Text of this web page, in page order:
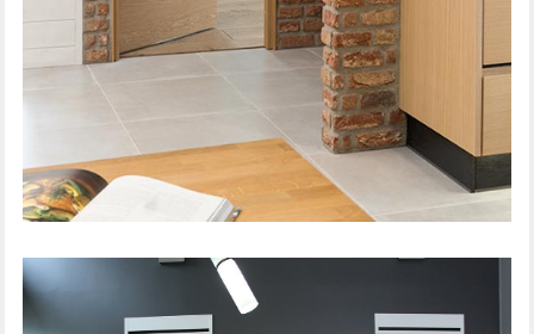
IEKŠDURVIS STEADY 411